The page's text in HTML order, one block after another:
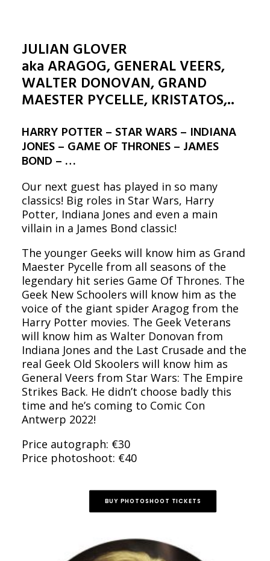
JULIAN GLOVER
aka ARAGOG, GENERAL VEERS,
WALTER DONOVAN, GRAND
MAESTER PYCELLE, KRISTATOS,..
HARRY POTTER – STAR WARS – INDIANA
JONES – GAME OF THRONES – JAMES
BOND – …
Our next guest has played in so many
classics! Big roles in Star Wars, Harry
Potter, Indiana Jones and even a main
villain in a James Bond classic!
The younger Geeks will know him as Grand
Maester Pycelle from all seasons of the
legendary hit series Game Of Thrones. The
Geek New Schoolers will know him as the
voice of the giant spider Aragog from the
Harry Potter movies. The Geek Veterans
will know him as Walter Donovan from
Indiana Jones and the Last Crusade and the
real Geek Old Skoolers will know him as
General Veers from Star Wars: The Empire
Strikes Back. He didn’t choose badly this
time and he’s coming to Comic Con
Antwerp 2022!
Price autograph: €30
Price photoshoot: €40
BUY PHOTOSHOOT TICKETS